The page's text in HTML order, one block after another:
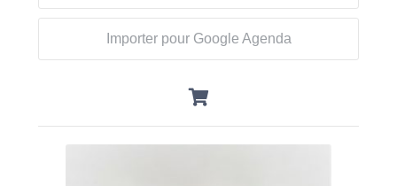
Importer pour Google Agenda